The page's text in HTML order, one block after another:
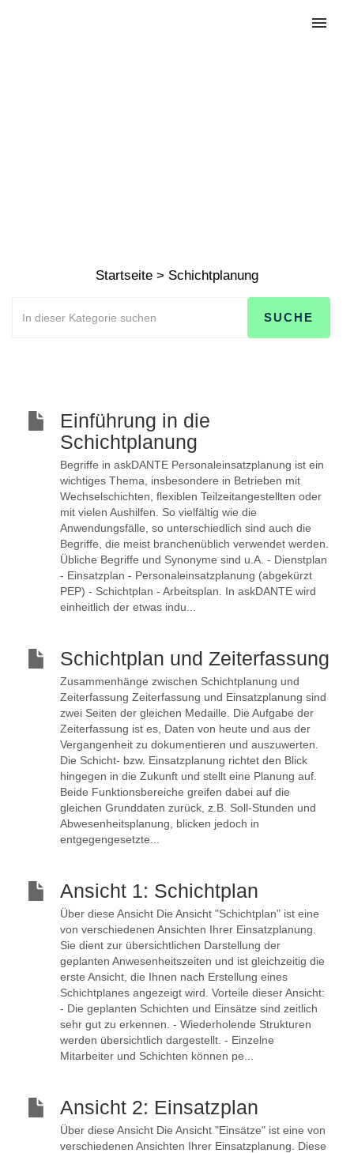
Startseite > Schichtplanung
Einführung in die
Schichtplanung
Begriffe in askDANTE Personaleinsatzplanung ist ein
wichtiges Thema, insbesondere in Betrieben mit
Wechselschichten, flexiblen Teilzeitangestellten oder
mit vielen Aushilfen. So vielfältig wie die
Anwendungsfälle, so unterschiedlich sind auch die
Begriffe, die meist branchenüblich verwendet werden.
Übliche Begriffe und Synonyme sind u.A. - Dienstplan
- Einsatzplan - Personaleinsatzplanung (abgekürzt
PEP) - Schichtplan - Arbeitsplan. In askDANTE wird
einheitlich der etwas indu...
Schichtplan und Zeiterfassung
Zusammenhänge zwischen Schichtplanung und
Zeiterfassung Zeiterfassung und Einsatzplanung sind
zwei Seiten der gleichen Medaille. Die Aufgabe der
Zeiterfassung ist es, Daten von heute und aus der
Vergangenheit zu dokumentieren und auszuwerten.
Die Schicht- bzw. Einsatzplanung richtet den Blick
hingegen in die Zukunft und stellt eine Planung auf.
Beide Funktionsbereiche greifen dabei auf die
gleichen Grunddaten zurück, z.B. Soll-Stunden und
Abwesenheitsplanung, blicken jedoch in
entgegengesetzte...
Ansicht 1: Schichtplan
Über diese Ansicht Die Ansicht "Schichtplan" ist eine
von verschiedenen Ansichten Ihrer Einsatzplanung.
Sie dient zur übersichtlichen Darstellung der
geplanten Anwesenheitszeiten und ist gleichzeitig die
erste Ansicht, die Ihnen nach Erstellung eines
Schichtplanes angezeigt wird. Vorteile dieser Ansicht:
- Die geplanten Schichten und Einsätze sind zeitlich
sehr gut zu erkennen. - Wiederholende Strukturen
werden übersichtlich dargestellt. - Einzelne
Mitarbeiter und Schichten können pe...
Ansicht 2: Einsatzplan
Über diese Ansicht Die Ansicht "Einsätze" ist eine von
verschiedenen Ansichten Ihrer Einsatzplanung. Diese